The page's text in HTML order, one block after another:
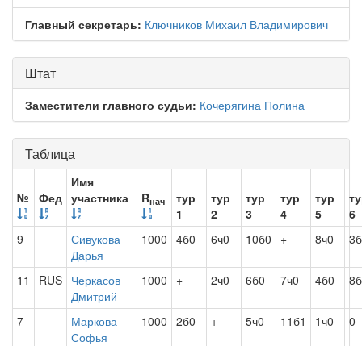
Главный секретарь: Ключников Михаил Владимирович
Штат
Заместители главного судьи: Кочерягина Полина
Таблица
№ Фед
Имя
участника
Rнач
тур
1
тур
2
тур
3
тур
4
тур
5
6
9
Сивукова
Дарья
1000 4б0 6ч0 10б0 + 8ч0
11 RUS Черкасов
Дмитрий
1000 + 2ч0 6б0 7ч0 4б0
7
Маркова
Софья
1000 2б0 + 5ч0 11б1 1ч0 0